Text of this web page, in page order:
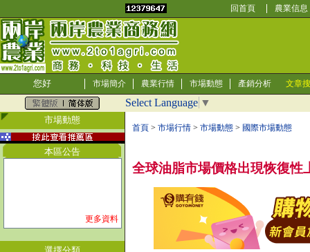
回首頁 農業信息
您好 市場簡介 農業行情 市場動態 產銷分析 文章
Select Language ▼
市場動態
本區公告
更多資料
首頁 > 市場行情 > 市場動態 > 國際市場動態
全球油脂市場價格出現恢復性